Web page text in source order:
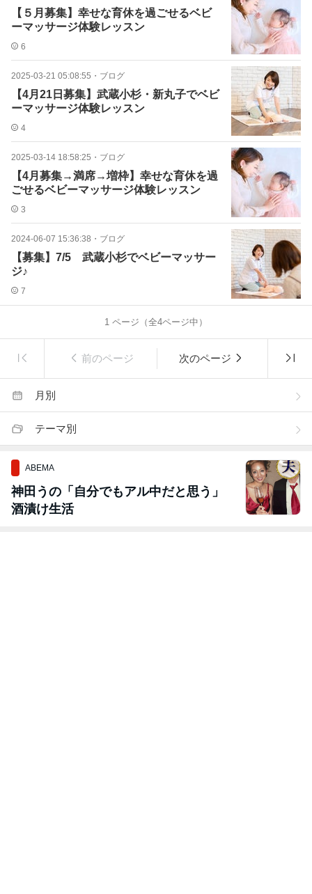
【５月募集】幸せな育休を過ごせるベビ
ーマッサージ体験レッスン
6
2025-03-21 05:08:55 ・ ブログ
【4月21日募集】武蔵小杉・新丸子でベビ
ーマッサージ体験レッスン
4
2025-03-14 18:58:25 ・ ブログ
【4月募集→満席→増枠】幸せな育休を過
ごせるベビーマッサージ体験レッスン
3
2024-06-07 15:36:38 ・ ブログ
【募集】7/5 武蔵小杉でベビーマッサー
ジ♪
7
1 ページ（全4ページ中）
前のページ 次のページ
月別
テーマ別
ABEMA
神田うの「自分でもアル中だと思う」
酒漬け生活